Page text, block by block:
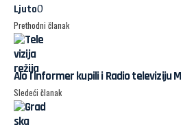
Ljuto0
Prethodni članak
Alo i Informer kupili i Radio televiziju
Sledeći članak